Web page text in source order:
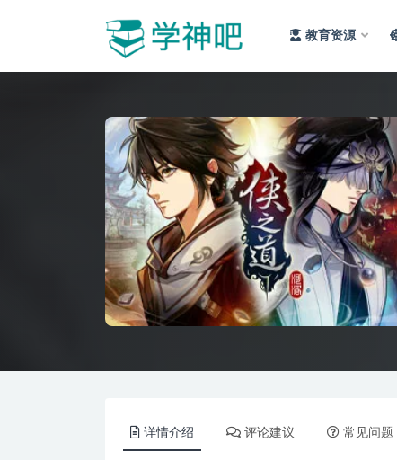
教育资源
详情介绍 评论建议 常见问题